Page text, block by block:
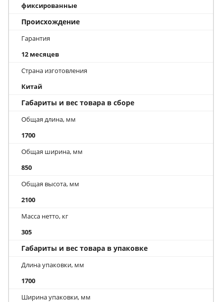
фиксированные
Происхождение
Гарантия
12 месяцев
Страна изготовления
Китай
Габариты и вес товара в сборе
Общая длина, мм
1700
Общая ширина, мм
850
Общая высота, мм
2100
Масса нетто, кг
305
Габариты и вес товара в упаковке
Длина упаковки, мм
1700
Ширина упаковки, мм